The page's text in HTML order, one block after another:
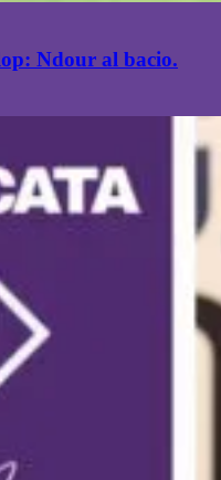
Ndour al bacio.